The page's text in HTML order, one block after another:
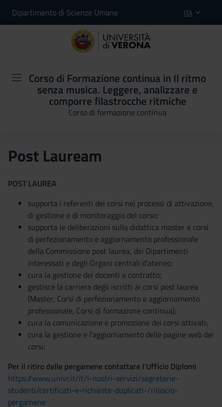
Dipartimento di Scienze Umane ITA
Corso di Formazione continua in Il ritmo
senza musica. Leggere, analizzare e
comporre filastrocche ritmiche
Corso di formazione continua
Post Lauream
POST LAUREA
supporta i referenti dei corsi nei processi di attivazione,
di gestione e di monitoraggio del corso;
supporta le deliberazioni sulla didattica master e corsi
di perfezionamento e aggiornamento professionale
della Commissione post laurea, dei Dipartimenti
interessati e degli Organi centrali d’ateneo;
cura la gestione dei docenti a contratto;
gestisce la carriera degli iscritti ai corsi post laurea
(Master, Corsi di perfezionamento e aggiornamento
professionale, Corsi di formazione continua);
cura la comunicazione e promozione dei corsi attivati;
cura la gestione e l'aggiornamento delle pagine web dei
corsi;
Per il ritiro delle pergamene contattare l'Ufficio Diplomi
https://www.univr.it/it/i-nostri-servizi/segreterie-
studenti/certificati-e-richieste-duplicati-/rilascio-
pergamene